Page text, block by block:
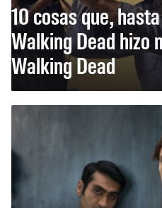
10 cosas que,
Walking Dead hizo
Walking Dead